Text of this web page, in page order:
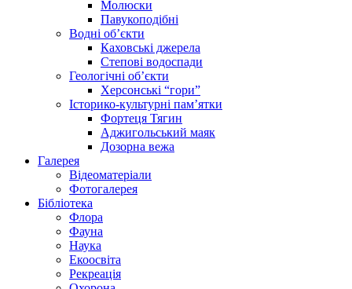
Молюски
Павукоподібні
Водні об’єкти
Каховські джерела
Степові водоспади
Геологічні об’єкти
Херсонські “гори”
Історико-культурні пам’ятки
Фортеця Тягин
Аджигольський маяк
Дозорна вежа
Галерея
Відеоматеріали
Фотогалерея
Бібліотека
Флора
Фауна
Наука
Екоосвіта
Рекреація